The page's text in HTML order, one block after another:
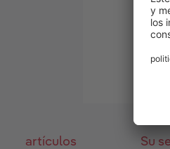
artículos Su